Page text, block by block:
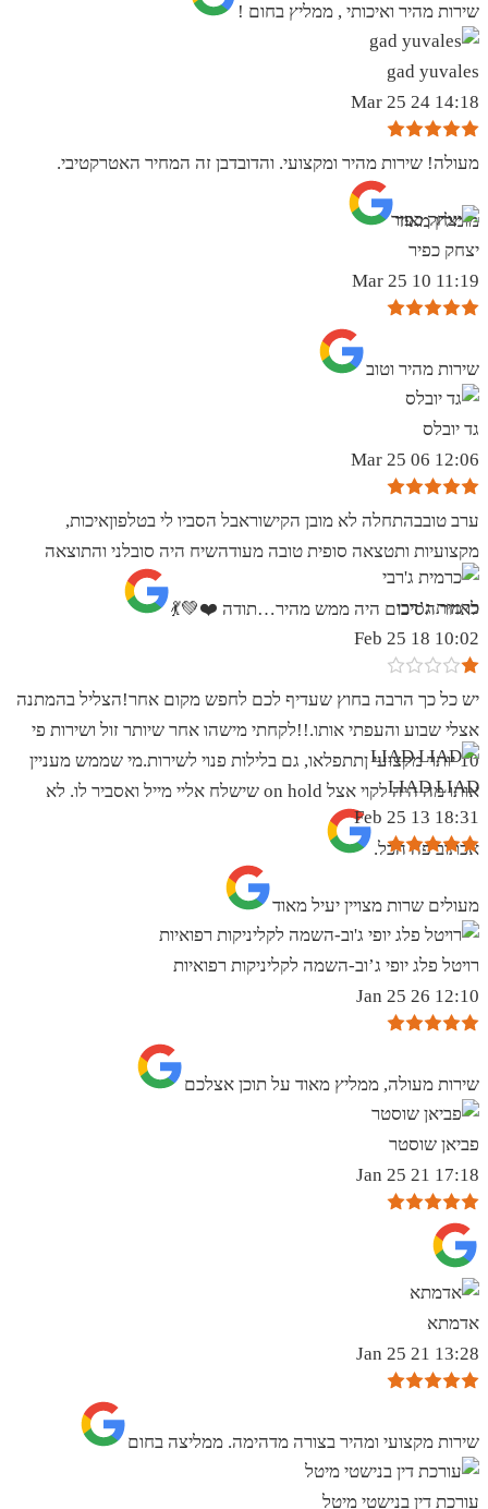
שירות מהיר ואיכותי , ממליץ בחום !
gad yuvales
14:18 24 Mar 25
מעולה! שירות מהיר ומקצועי. והדובדבן זה המחיר האטרקטיבי.
מומלץ מאוד
יצחק כפיר
11:19 10 Mar 25
שירות מהיר וטוב
גד יובלס
12:06 06 Mar 25
ערב טובבהתחלה לא מובן הקישוראבל הסביו לי בטלפוןאיכות,
מקצועיות ותטצאה סופית טובה מעודהשיח היה סובלני והתוצאה
לאחר הסיכום היה ממש מהיר…תודה ❤️💚💃
כרמית ג’רבי
10:02 18 Feb 25
יש כל כך הרבה בחוץ שעדיף לכם לחפש מקום אחר!הצליל בהמתנה
אצלי שבוע והעפתי אותו.!!לקחתי מישהו אחר שיותר זול ושירות פי
10 יותר מקצועי ןתתפלאו, גם בלילות פנוי לשירות.מי שממש מעניין
אותו מה היה לקוי אצל on hold שישלח אליי מייל ואסביר לו. לא
אכתוב פה הכל.
LIAD LIAD
18:31 13 Feb 25
מעולים שרות מצויין יעיל מאוד
רויטל פלג יופי ג’וב-השמה לקליניקות רפואיות
12:10 26 Jan 25
שירות מעולה, ממליץ מאוד על תוכן אצלכם
פביאן שוסטר
17:18 21 Jan 25
אדמתא
13:28 21 Jan 25
שירות מקצועי ומהיר בצורה מדהימה. ממליצה בחום
עורכת דין בנישטי מיטל